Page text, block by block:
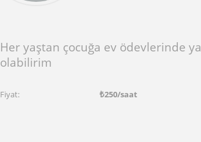
Her yaştan çocuğa ev ödevlerinde
olabilirim
Fiyat: ₺250/saat